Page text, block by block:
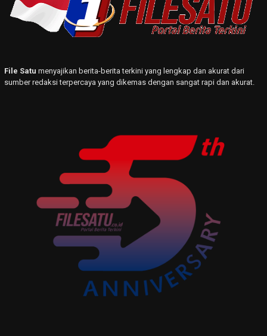
File Satu menyajikan berita-berita terkini yang lengkap dan akurat dari
sumber redaksi terpercaya yang dikemas dengan sangat rapi dan akurat.